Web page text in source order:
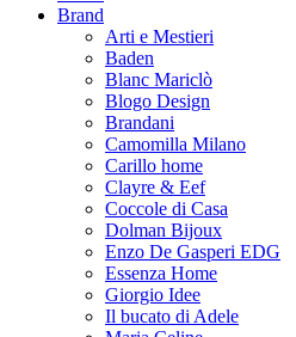
Brand
Arti e Mestieri
Baden
Blanc Mariclò
Blogo Design
Brandani
Camomilla Milano
Carillo home
Clayre & Eef
Coccole di Casa
Dolman Bijoux
Enzo De Gasperi EDG
Essenza Home
Giorgio Idee
Il bucato di Adele